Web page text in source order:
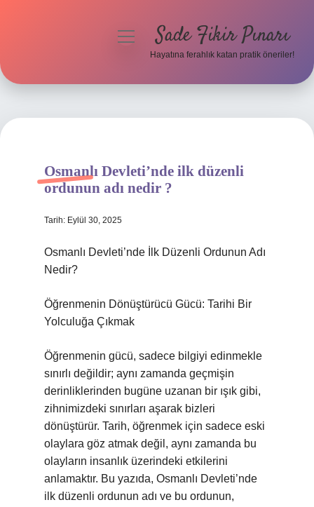
Hakkımızda
menüyüSade Fikir Pınarı
Hayatına ferahlık katan pratik öneriler!
Osmanlı Devleti’nde ilk düzenli
ordunun adı nedir ?
Tarih: Eylül 30, 2025
Osmanlı Devleti’nde İlk Düzenli Ordunun Adı
Nedir?
Öğrenmenin Dönüştürücü Gücü: Tarihi Bir
Yolculuğa Çıkmak
Öğrenmenin gücü, sadece bilgiyi edinmekle
sınırlı değildir; aynı zamanda geçmişin
derinliklerinden bugüne uzanan bir ışık gibi,
zihnimizdeki sınırları aşarak bizleri
dönüştürür. Tarih, öğrenmek için sadece eski
olaylara göz atmak değil, aynı zamanda bu
olayların insanlık üzerindeki etkilerini
anlamaktır. Bu yazıda, Osmanlı Devleti’nde
ilk düzenli ordunun adı ve bu ordunun,